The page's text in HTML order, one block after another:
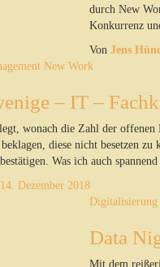
durch New
Konkurrenz
Von Jens
New Work
– IT –
wonach die Zahl der
diese nicht besetzen
Was ich auch
14. Dezember 2018
Digitalisierung
Data
Mit dem